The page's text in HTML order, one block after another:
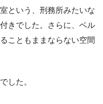
という、刑務所みたいな
きでした。さらに、ベル
こともままならない空間
した。